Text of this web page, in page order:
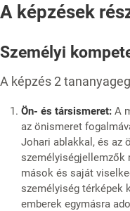
A képzések
Személyi
A képzés 2
Ön- és társismeret: A
az önismeret
Johari ablakkal, és az
személyiségjellemzők
mások és saját
személyiség térképek
emberek egymásra